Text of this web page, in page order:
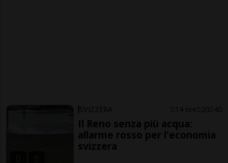
SVIZZERA 14 ore 20 40
Il Reno senza più acqua:
allarme rosso per l'economia
svizzera